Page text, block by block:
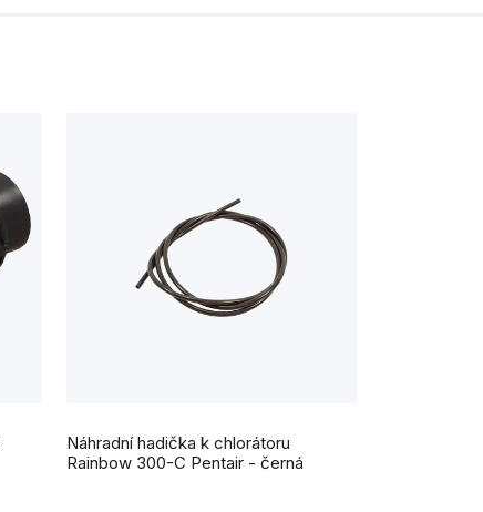
Náhradní hadička k chlorátoru
Rainbow 300-C Pentair - černá